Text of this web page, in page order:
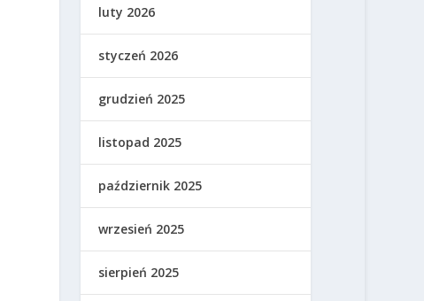
luty 2026
styczeń 2026
grudzień 2025
listopad 2025
październik 2025
wrzesień 2025
sierpień 2025